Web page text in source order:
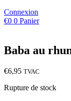
Connexion
€0 0 Panier
Baba au
€6,95 TVAC
Rupture de stock